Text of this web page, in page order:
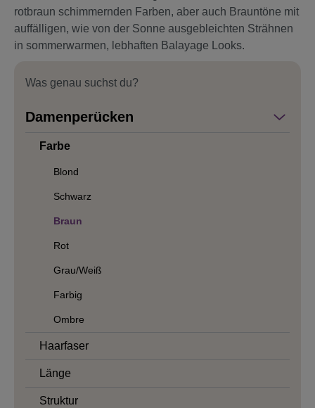
Was genau suchst du?
Damenperücken
Farbe
Blond
Schwarz
Braun
Rot
Grau/Weiß
Farbig
Ombre
Haarfaser
Länge
Struktur
rotbraun schimmernden Farben, aber auch Brauntöne mit
auffälligen, wie von der Sonne ausgebleichten Strähnen
in sommerwarmen, lebhaften Balayage Looks.